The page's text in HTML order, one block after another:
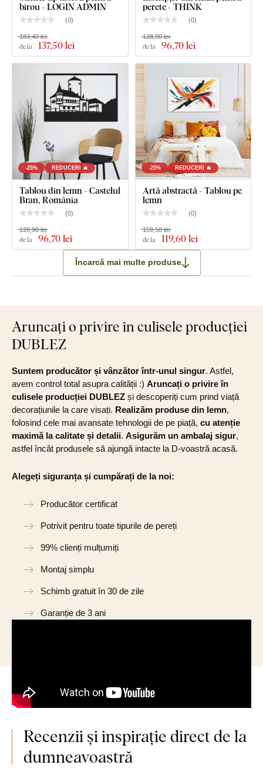
birou - LOGIN ADMIN
(0)
de la 137,50 lei
183,40 lei
perete - THINK
(0)
de la 96,70 lei
128,90 lei
-25% REDUCERI 🔥
Tablou din lemn - Castelul
Bran, România
(0)
de la 96,70 lei
128,90 lei
-25% REDUCERI 🔥
Artă abstractă - Tablou pe
lemn
(0)
de la 119,60 lei
159,50 lei
Încarcă mai multe produse
Aruncați o privire în culisele producției
DUBLEZ
Suntem producător și vânzător într-unul singur. Astfel,
avem control total asupra calității :) Aruncați o privire în
culisele producției DUBLEZ și descoperiți cum prind viață
decorațiunile la care visați. Realizăm produse din lemn,
folosind cele mai avansate tehnologii de pe piață, cu atenție
maximă la calitate și detalii. Asigurăm un ambalaj sigur,
astfel încât produsele să ajungă intacte la D-voastră acasă.
Alegeți siguranța și cumpărați de la noi:
Producător certificat
Potrivit pentru toate tipurile de pereți
99% clienți mulțumiți
Montaj simplu
Schimb gratuit în 30 de zile
Garanție de 3 ani
Recenzii și inspirație direct de la
dumneavoastră